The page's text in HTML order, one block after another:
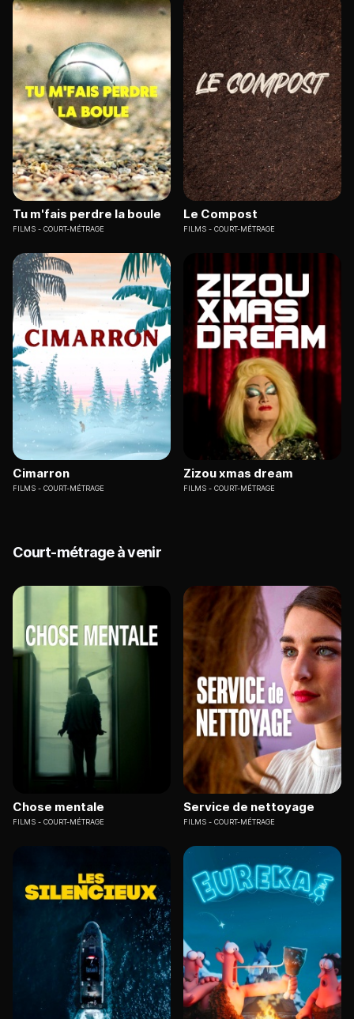
Tu m'fais perdre la boule
FILMS COURT-MÉTRAGE
Le Compost
FILMS COURT-MÉTRAGE
Cimarron
FILMS COURT-MÉTRAGE
Zizou xmas dream
FILMS COURT-MÉTRAGE
Court-métrage à venir
Chose mentale
FILMS COURT-MÉTRAGE
Service de nettoyage
FILMS COURT-MÉTRAGE